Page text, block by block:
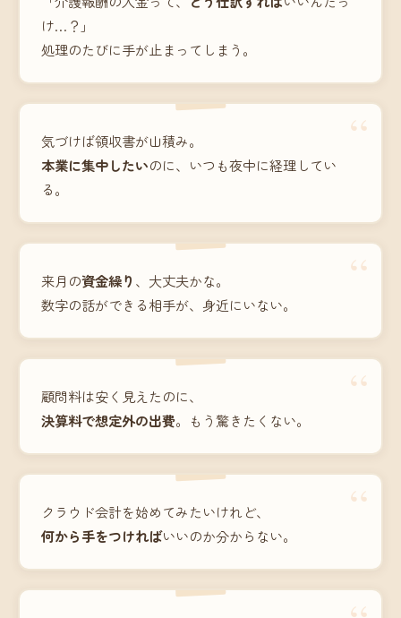
け…？」
処理のたびに手が止まってしまう。
“
気づけば領収書が山積み。
本業に集中したいのに、いつも夜中に経理してい
る。
“
来月の資金繰り 、大丈夫かな。
数字の話ができる相手が、身近にいない。
“
顧問料は安く見えたのに、
決算料で想定外の出費。もう驚きたくない。
“
クラウド会計を始めてみたいけれど、
何から手をつければいいのか分からない。